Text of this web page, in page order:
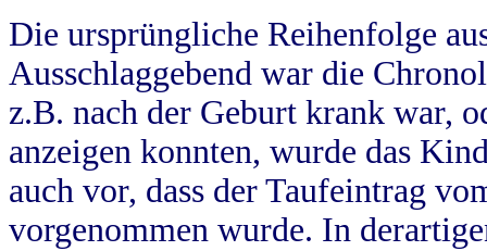
Die ursprüngliche Reihenfolge
Ausschlaggebend war die
z.B. nach der Geburt krank war,
anzeigen konnten, wurde das
auch vor, dass der Taufeintrag
vorgenommen wurde. In